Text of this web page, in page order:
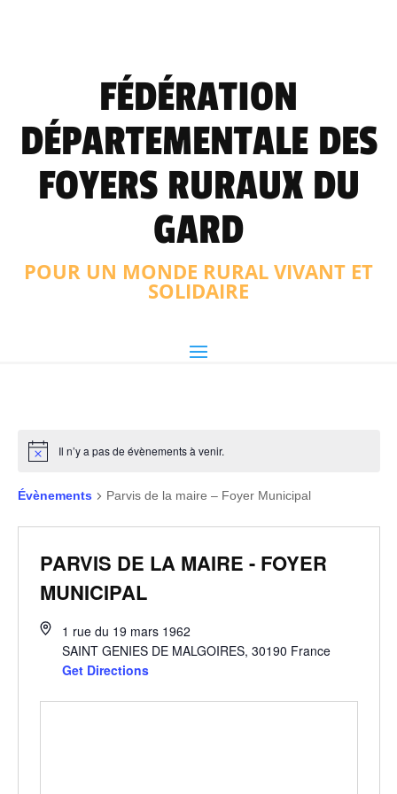
FÉDÉRATION
DÉPARTEMENTALE DES
FOYERS RURAUX DU
GARD
POUR UN MONDE RURAL VIVANT ET
SOLIDAIRE
Il n’y a pas de évènements à venir.
Évènements Parvis de la maire – Foyer Municipal
PARVIS DE LA MAIRE - FOYER
MUNICIPAL
1 rue du 19 mars 1962
SAINT GENIES DE MALGOIRES, 30190 France
Get Directions